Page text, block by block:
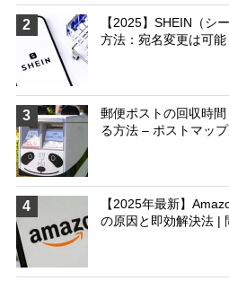
2
【2025】SHEIN（シ
方法：宛名変更は可能
3
郵便ポストの回収時
る方法 – ポストマップ
4
【2025年最新】
の原因と即効解決法 |